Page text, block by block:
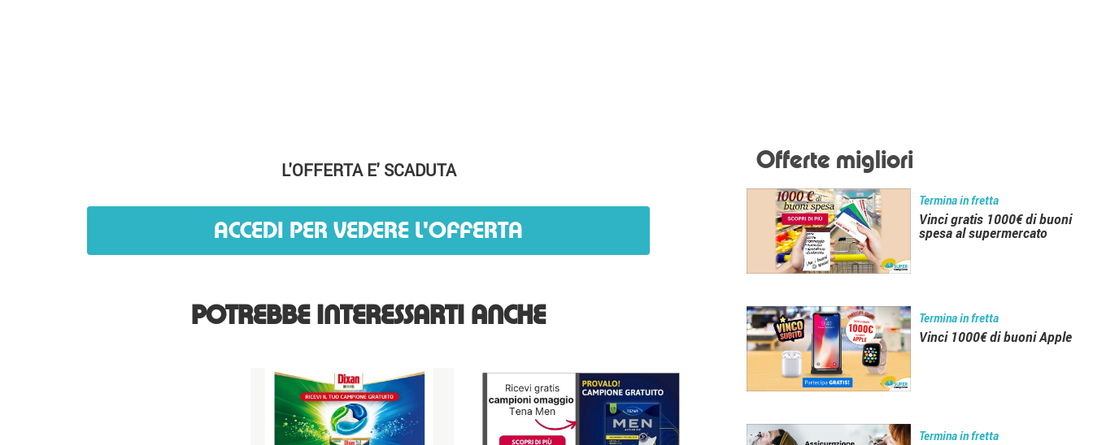
L'OFFERTA E' SCADUTA
ACCEDI PER VEDERE L'OFFERTA
POTREBBE INTERESSARTI ANCHE
Offerte migliori
Termina in fretta
Vinci gratis 1000€ di buoni
spesa al supermercato
Termina in fretta
Vinci 1000€ di buoni Apple
Termina in fretta